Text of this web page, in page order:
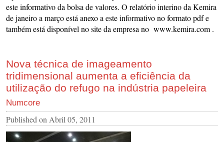
este informativo da bolsa de valores. O relatório interino da Kemira
de janeiro a março está anexo a este informativo no formato pdf e
também está disponível no site da empresa no www.kemira.com .
Nova técnica de imageamento
tridimensional aumenta a eficiência da
utilização do refugo na indústria papeleira
Numcore
Published on Abril 05, 2011